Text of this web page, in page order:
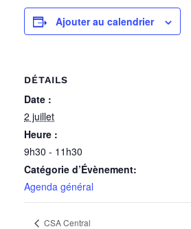
Ajouter au calendrier
DÉTAILS
Date :
2 juillet
Heure :
9h30 - 11h30
Catégorie d’Évènement:
Agenda général
CSA Central